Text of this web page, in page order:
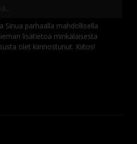
Sinua parhaalla mahdollisella
lisätietoa minkälaisesta
olet kiinnostunut. Kiitos!